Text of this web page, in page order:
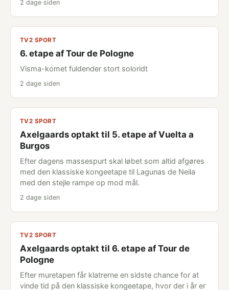
2 dage siden
TV2 SPORT
6. etape af Tour de Pologne
Visma-komet fuldender stort soloridt
2 dage siden
TV2 SPORT
Axelgaards optakt til 5. etape af Vuelta a
Burgos
Efter dagens massespurt skal løbet som altid afgøres
med den klassiske kongeetape til Lagunas de Neila
med den stejle rampe op mod mål.
2 dage siden
TV2 SPORT
Axelgaards optakt til 6. etape af Tour de
Pologne
Efter muretapen får klatrerne en sidste chance for at
vinde tid på den klassiske kongeetape, hvor der i år er